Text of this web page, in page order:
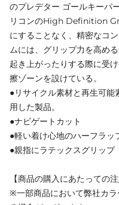
のプレデター ゴールキーパ
リコンのHigh Definition
にすることなく、精密なコ
ムには、グリップ力を高め
起き上がったりする際に受
擦ゾーンを設けている。
●リサイクル素材と再生可
用した製品。
●ナビゲートカット
●軽い着け心地のハーフラッ
●親指にラテックスグリップ
【商品の購入にあたっての注
※一部商品において弊社カ